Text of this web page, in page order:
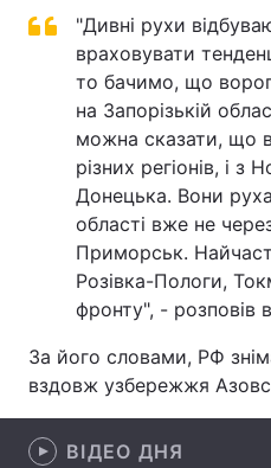
Спорт
Техно і зв'язок
Зброя
Здоров'я
Цікавинки
Екологія
Лонгріди
"Дивні рухи
враховувати
то бачимо, що
на Запорізькій
можна сказати, що
різних регіонів, і з
Донецька. Вони
області вже не
Приморськ.
Розівка-Пологи,
фронту", - розповів
За його словами, РФ
вздовж узбережжя
ВІДЕО ДНЯ